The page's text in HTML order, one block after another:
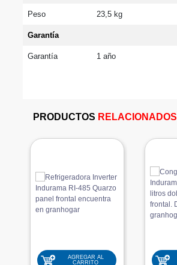
Peso 23,5 kg
Garantía
Garantía 1 año
PRODUCTOS RELACIONADOS
AGREGAR AL
CARRITO